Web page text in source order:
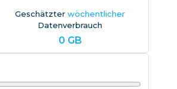
Geschätzterwöchentlicher
Datenverbrauch
0 GB